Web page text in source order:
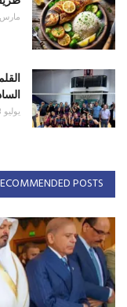
مارس 19, 2025
يوليو 3, 2025
POSTS